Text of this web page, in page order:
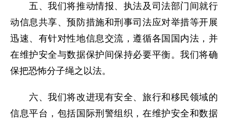
五、我们将推动情报、执法及司法部门间就行
动信息共享、预防措施和刑事司法应对举措等开展
迅速、有针对性地信息交流，遵循各国国内法，并
在维护安全与数据保护间保持必要平衡。我们将确
保把恐怖分子绳之以法。
六、我们将改进现有安全、旅行和移民领域的
信息平台，包括国际刑警组织，在维护安全和数据